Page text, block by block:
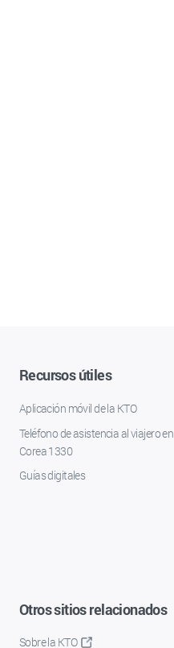
Recursos útiles
Aplicación móvil de la KTO
Teléfono de asistencia al viajero en
Corea 1330
Guías digitales
Otros sitios relacionados
Sobre la KTO